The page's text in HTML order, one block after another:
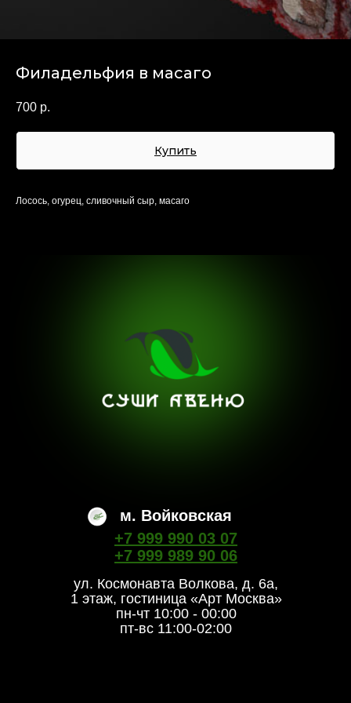
Филадельфия в масаго
700 р.
Купить
Лосось, огурец, сливочный сыр, масаго
м. Войковская
+7 999 990 03 07
+7 999 989 90 06
ул. Космонавта Волкова, д. 6а,
1 этаж, гостиница «Арт Москва»
пн-чт 10:00 - 00:00
пт-вс 11:00-02:00
д 3 стр 1, 2
Чистый мир
- 0:00